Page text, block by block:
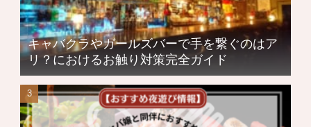
キャバクラやガールズバーで手を繋ぐのはア
リ？におけるお触り対策完全ガイド